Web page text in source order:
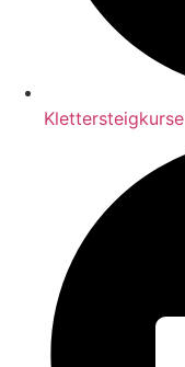
Klettersteigkurse